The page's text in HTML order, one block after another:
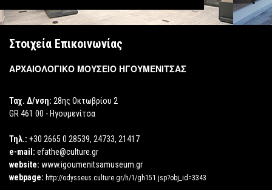
Στοιχεία Επικοινωνίας
ΑΡΧΑΙΟΛΟΓΙΚΟ ΜΟΥΣΕΙΟ ΗΓΟΥΜΕΝΙΤΣΑΣ
Ταχ. Δ/νση: 28ης Οκτωβρίου 2
GR 461 00 - Ηγουμενίτσα
Τηλ.: +30 2665 0 28539, 24733, 21417
e-mail: efathe@culture.gr
website: www.igoumenitsamuseum.gr
webpage: http://odysseus.culture.gr/h/1/gh151.jsp?obj_id=3343